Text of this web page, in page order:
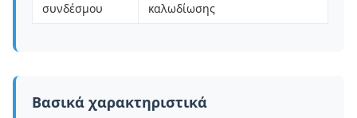
συνδέσμου
καλωδίωσης
Βασικά χαρακτηριστικά